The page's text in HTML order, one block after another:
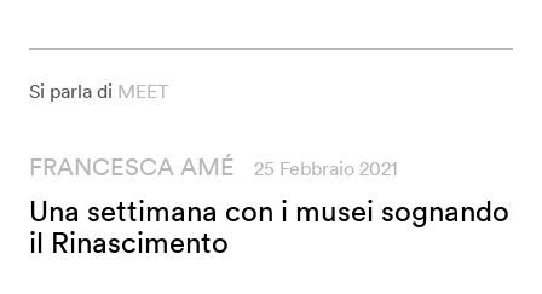
Si parla di MEET
FRANCESCA AMÉ 25 Febbraio 2021
Una settimana con i musei sognando
il Rinascimento